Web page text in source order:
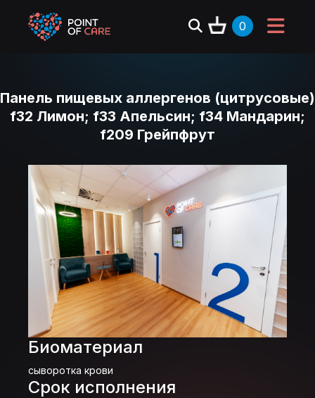
0
Панель пищевых аллергенов (цитрусовые)
f32 Лимон; f33 Апельсин; f34 Мандарин;
f209 Грейпфрут
Биоматериал
сыворотка крови
Срок исполнения